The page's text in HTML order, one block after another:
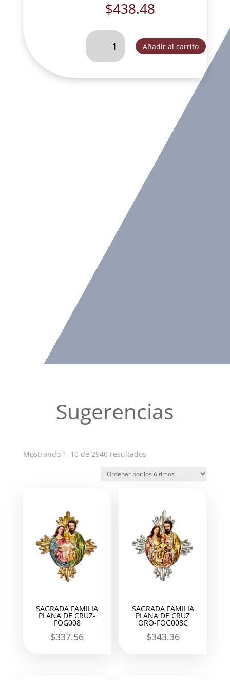
$438.48
SANTA
VERONICA-
T492
Añadir al carrito
Sugerencias
Mostrando 1–10 de 2940 resultadosOrdenado
los
SAGRADA FAMILIA
PLANA DE CRUZ-
FOG008
$337.56
SAGRADA FAMILIA
PLANA DE CRUZ
ORO-FOG008C
$343.36